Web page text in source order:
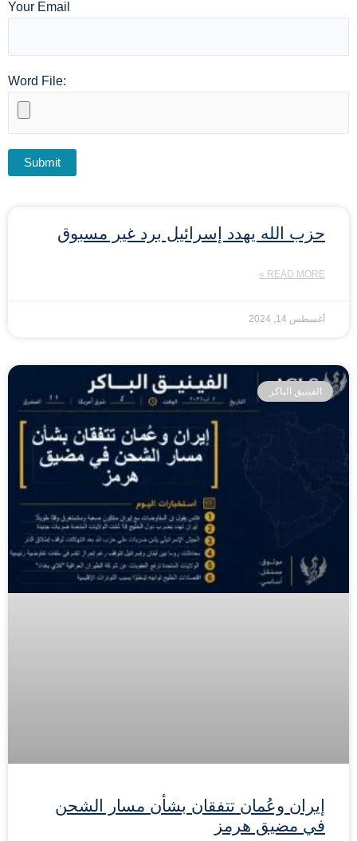
Your Email
Word File:
حزب الله يهدد إسرائيل برد غير مسبوق
READ MORE »
أغسطس 14, 2024
الفينيق الباكر
إيران وعُمان تتفقان بشأن مسار الشحن
في مضيق هرمز